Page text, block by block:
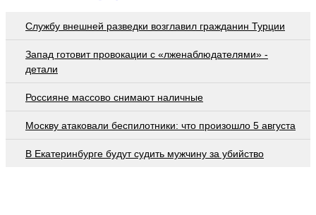
Службу внешней разведки возглавил гражданин Турции
Запад готовит провокации с «лженаблюдателями» -
детали
Россияне массово снимают наличные
Москву атаковали беспилотники: что произошло 5 августа
В Екатеринбурге будут судить мужчину за убийство